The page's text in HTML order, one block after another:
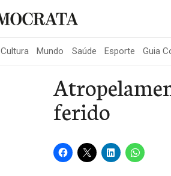
Cultura Mundo Saúde Esporte Guia
ferido